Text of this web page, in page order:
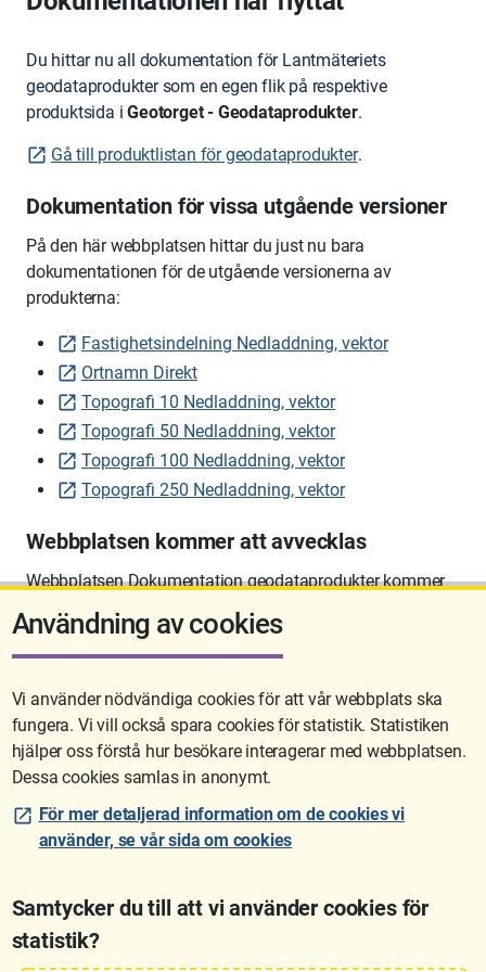
Du hittar nu all dokumentation för Lantmäteriets
geodataprodukter som en egen flik på respektive
produktsida i Geotorget - Geodataprodukter.
Gå till produktlistan för geodataprodukter.
Dokumentation för vissa utgående versioner
På den här webbplatsen hittar du just nu bara
dokumentationen för de utgående versionerna av
produkterna:
Fastighetsindelning Nedladdning, vektor
Ortnamn Direkt
Topografi 10 Nedladdning, vektor
Topografi 50 Nedladdning, vektor
Topografi 100 Nedladdning, vektor
Topografi 250 Nedladdning, vektor
Webbplatsen kommer att avvecklas
Webbplatsen Dokumentation geodataprodukter kommer
att avvecklas på sikt.
Sidan uppdaterades senast: 2026-06-10 12:58
Användning av cookies
Vi använder nödvändiga cookies för att vår webbplats ska
fungera. Vi vill också spara cookies för statistik. Statistiken
hjälper oss förstå hur besökare interagerar med webbplatsen.
Dessa cookies samlas in anonymt.
För mer detaljerad information om de cookies vi
använder, se vår sida om cookies
Samtycker du till att vi använder cookies för
statistik?
Lantmäteriet är den myndighet som kartlägger Sverige. Till våra